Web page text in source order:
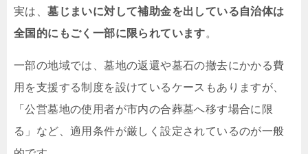
実は、墓じまいに対して補助金を出している自治体は
全国的にもごく一部に限られています。
一部の地域では、墓地の返還や墓石の撤去にかかる費
用を支援する制度を設けているケースもありますが、
「公営墓地の使用者が市内の合葬墓へ移す場合に限
る」など、適用条件が厳しく設定されているのが一般